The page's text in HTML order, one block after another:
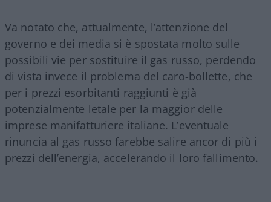
Va notato che, attualmente, l’attenzione del
governo e dei media si è spostata molto sulle
possibili vie per sostituire il gas russo, perdendo
di vista invece il problema del caro-bollette, che
per i prezzi esorbitanti raggiunti è già
potenzialmente letale per la maggior delle
imprese manifatturiere italiane. L’eventuale
rinuncia al gas russo farebbe salire ancor di più i
prezzi dell’energia, accelerando il loro fallimento.